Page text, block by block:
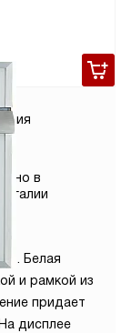
в
Белая
и рамкой из
придает
дисплее